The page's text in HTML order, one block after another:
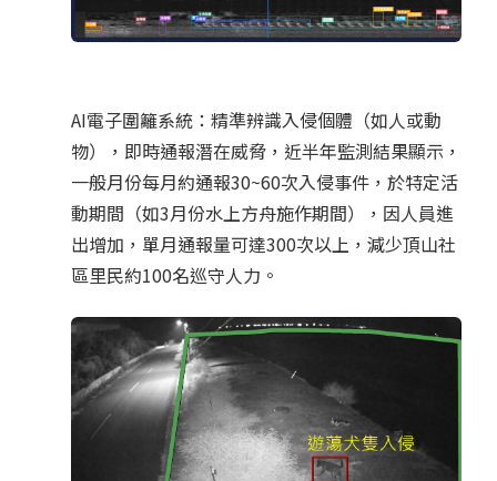
AI電子圍籬系統：精準辨識入侵個體（如人或動
物），即時通報潛在威脅，近半年監測結果顯示，
一般月份每月約通報30~60次入侵事件，於特定活
動期間（如3月份水上方舟施作期間），因人員進
出增加，單月通報量可達300次以上，減少頂山社
區里民約100名巡守人力。